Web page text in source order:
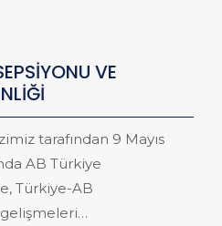
VE
tarafından 9 Mayıs
AB Türkiye
Türkiye-AB